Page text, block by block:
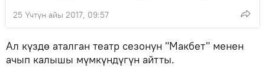
25 Үчтүн айы 2017, 09:57
Ал күздө аталган театр сезонун "Макбет" менен
ачып калышы мүмкүндүгүн айтты.